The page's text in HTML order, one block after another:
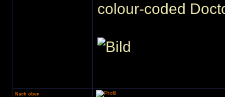
colour-coded
Nach oben